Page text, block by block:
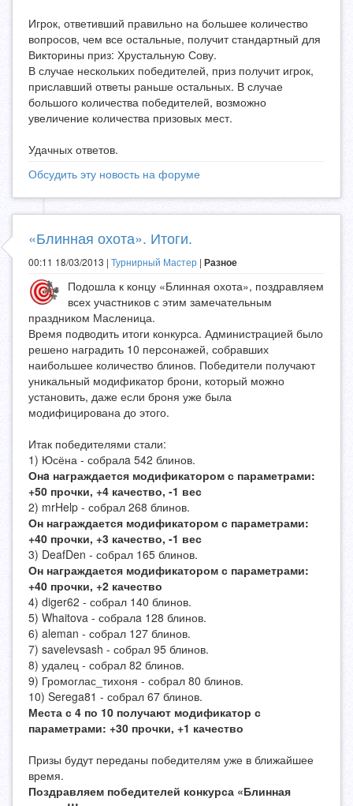
Игрок, ответивший правильно на большее количество
вопросов, чем все остальные, получит стандартный для
Викторины приз: Хрустальную Сову.
В случае нескольких победителей, приз получит игрок,
приславший ответы раньше остальных. В случае
большого количества победителей, возможно
увеличение количества призовых мест.
Удачных ответов.
Обсудить эту новость на форуме
«Блинная охота». Итоги.
00:11 18/03/2013 | Турнирный Мастер | Разное
Подошла к концу «Блинная охота», поздравляем
всех участников с этим замечательным
праздником Масленица.
Время подводить итоги конкурса. Администрацией было
решено наградить 10 персонажей, собравших
наибольшее количество блинов. Победители получают
уникальный модификатор брони, который можно
установить, даже если броня уже была
модифицирована до этого.
Итак победителями стали:
1) Юсёна - собралa 542 блинов.
Онa награждается модификатором с параметрами:
+50 прочки, +4 качество, -1 вес
2) mrHelp - собрал 268 блинов.
Он награждается модификатором с параметрами:
+40 прочки, +3 качество, -1 вес
3) DeafDen - собрал 165 блинов.
Он награждается модификатором с параметрами:
+40 прочки, +2 качество
4) diger62 - собрал 140 блинов.
5) Whaitova - собралa 128 блинов.
6) aleman - собрал 127 блинов.
7) savelevsash - собрал 95 блинов.
8) удалец - собрал 82 блинов.
9) Громоглас_тихоня - собрал 80 блинов.
10) Serega81 - собрал 67 блинов.
Места с 4 по 10 получают модификатор с
параметрами: +30 прочки, +1 качество
Призы будут переданы победителям уже в ближайшее
время.
Поздравляем победителей конкурса «Блинная